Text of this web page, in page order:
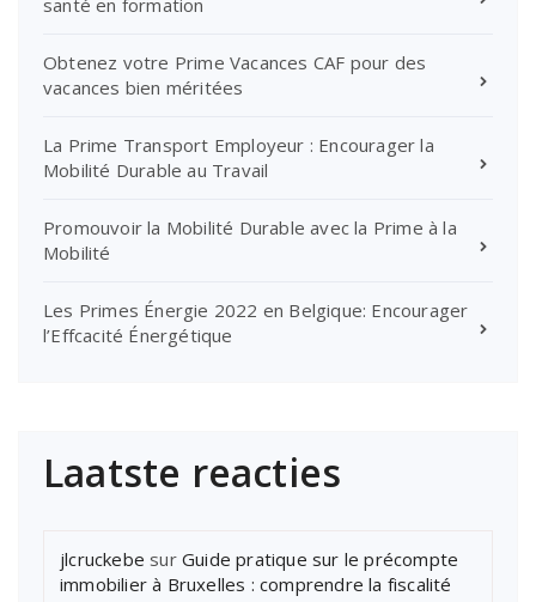
santé en formation
Obtenez votre Prime Vacances CAF pour des
vacances bien méritées
La Prime Transport Employeur : Encourager la
Mobilité Durable au Travail
Promouvoir la Mobilité Durable avec la Prime à la
Mobilité
Les Primes Énergie 2022 en Belgique: Encourager
l’Effcacité Énergétique
Laatste reacties
jlcruckebe sur Guide pratique sur le précompte
immobilier à Bruxelles : comprendre la fiscalité